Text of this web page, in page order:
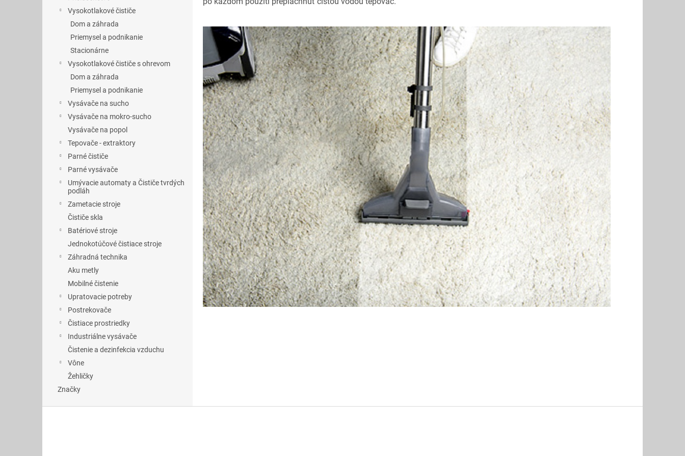
Vysokotlakové čističe
Dom a záhrada
Priemysel a podnikanie
Stacionárne
Vysokotlakové čističe s ohrevom
Dom a záhrada
Priemysel a podnikanie
Vysávače na sucho
Vysávače na mokro-sucho
Vysávače na popol
Tepovače - extraktory
Parné čističe
Parné vysávače
Umývacie automaty a Čističe tvrdých
podláh
Zametacie stroje
Čističe skla
Batériové stroje
Jednokotúčové čistiace stroje
Záhradná technika
Aku metly
Mobilné čistenie
Upratovacie potreby
Postrekovače
Čistiace prostriedky
Industriálne vysávače
Čistenie a dezinfekcia vzduchu
Vône
Žehličky
Značky